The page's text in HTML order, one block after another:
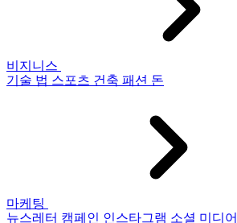
비지니스
기술 법 스포츠 건축 패션 돈
마케팅
뉴스레터 캠페인 인스타그램 소셜 미디어